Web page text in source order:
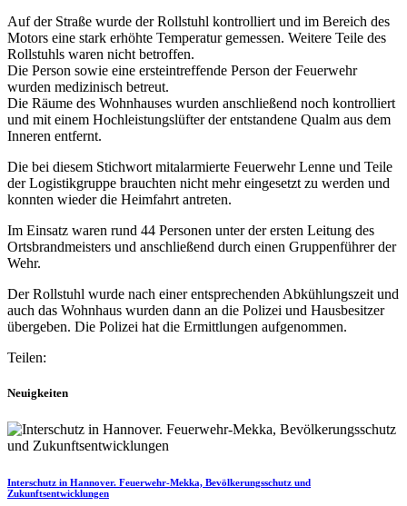
Auf der Straße wurde der Rollstuhl kontrolliert und im Bereich des
Motors eine stark erhöhte Temperatur gemessen. Weitere Teile des
Rollstuhls waren nicht betroffen.
Die Person sowie eine ersteintreffende Person der Feuerwehr
wurden medizinisch betreut.
Die Räume des Wohnhauses wurden anschließend noch kontrolliert
und mit einem Hochleistungslüfter der entstandene Qualm aus dem
Inneren entfernt.
Die bei diesem Stichwort mitalarmierte Feuerwehr Lenne und Teile
der Logistikgruppe brauchten nicht mehr eingesetzt zu werden und
konnten wieder die Heimfahrt antreten.
Im Einsatz waren rund 44 Personen unter der ersten Leitung des
Ortsbrandmeisters und anschließend durch einen Gruppenführer der
Wehr.
Der Rollstuhl wurde nach einer entsprechenden Abkühlungszeit und
auch das Wohnhaus wurden dann an die Polizei und Hausbesitzer
übergeben. Die Polizei hat die Ermittlungen aufgenommen.
Teilen:
Neuigkeiten
Interschutz in Hannover. Feuerwehr-Mekka, Bevölkerungsschutz und
Zukunftsentwicklungen